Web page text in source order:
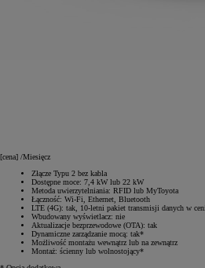
[cena] /Miesięcz
Złącze Typu 2 bez kabla
Dostępne moce: 7,4 kW lub 22 kW
Metoda uwierzytelniania: RFID lub MyToyota
Łączność: Wi-Fi, Ethernet, Bluetooth
LTE (4G): tak, 10-letni pakiet transmisji danych w
Wbudowany wyświetlacz: nie
Aktualizacje bezprzewodowe (OTA): tak
Dynamiczne zarządzanie mocą: tak*
Możliwość montażu wewnątrz lub na zewnątrz
Montaż: ścienny lub wolnostojący*